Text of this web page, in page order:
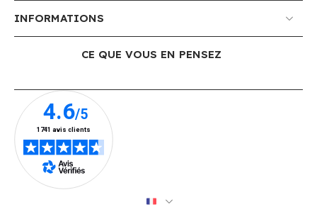
INFORMATIONS
CE QUE VOUS EN PENSEZ